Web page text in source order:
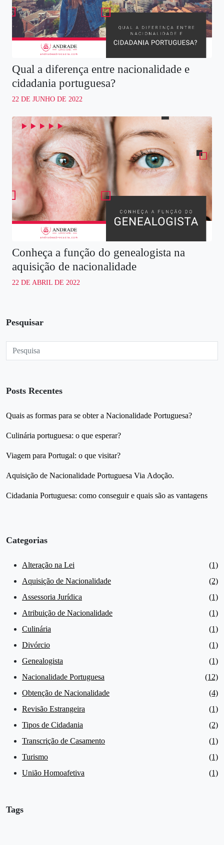
Qual a diferença entre nacionalidade e
cidadania portuguesa?
22 DE JUNHO DE 2022
Conheça a função do genealogista na
aquisição de nacionalidade
22 DE ABRIL DE 2022
Pesquisar
Posts Recentes
Quais as formas para se obter a Nacionalidade Portuguesa?
Culinária portuguesa: o que esperar?
Viagem para Portugal: o que visitar?
Aquisição de Nacionalidade Portuguesa Via Adoção.
Cidadania Portuguesa: como conseguir e quais são as vantagens
Categorias
Alteração na Lei
(1)
Aquisição de Nacionalidade
(2)
Assessoria Jurídica
(1)
Atribuição de Nacionalidade
(1)
Culinária
(1)
Divórcio
(1)
Genealogista
(1)
Nacionalidade Portuguesa
(12)
Obtenção de Nacionalidade
(4)
Revisão Estrangeira
(1)
Tipos de Cidadania
(2)
Transcrição de Casamento
(1)
Turismo
(1)
União Homoafetiva
(1)
Tags